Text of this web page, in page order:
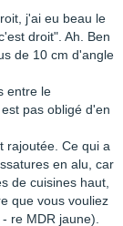
j'ai eu beau le
droit". Ah. Ben
de 10 cm d'angle
entre le
pas obligé d'en
rajoutée. Ce qui a
en alu, car
de cuisines haut,
que vous vouliez
re MDR jaune).